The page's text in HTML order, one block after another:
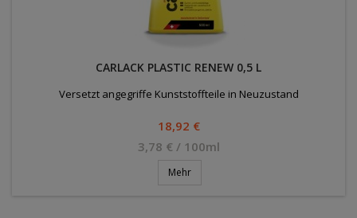
CARLACK PLASTIC RENEW 0,5 L
Versetzt angegriffe Kunststoffteile in Neuzustand
Preis
18,92 €
3,78 € / 100ml
Mehr